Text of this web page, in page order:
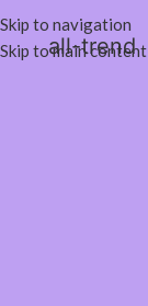
Skip to navigation
Skip to main content
all-trend